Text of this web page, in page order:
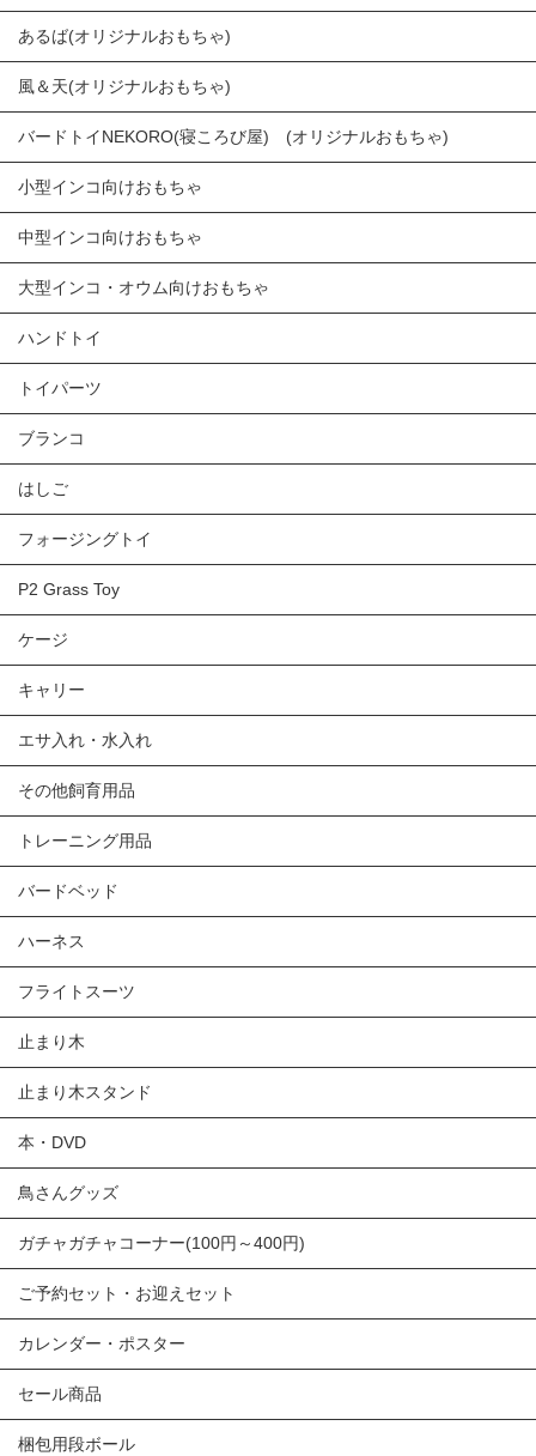
あるば(オリジナルおもちゃ)
風＆天(オリジナルおもちゃ)
バードトイNEKORO(寝ころび屋) (オリジナルおもちゃ)
小型インコ向けおもちゃ
中型インコ向けおもちゃ
大型インコ・オウム向けおもちゃ
ハンドトイ
トイパーツ
ブランコ
はしご
フォージングトイ
P2 Grass Toy
ケージ
キャリー
エサ入れ・水入れ
その他飼育用品
トレーニング用品
バードベッド
ハーネス
フライトスーツ
止まり木
止まり木スタンド
本・DVD
鳥さんグッズ
ガチャガチャコーナー(100円～400円)
ご予約セット・お迎えセット
カレンダー・ポスター
セール商品
梱包用段ボール